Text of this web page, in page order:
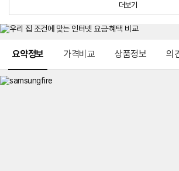
시
생
는
치
비
더보기
요약정보 가격비교 상품정보 의